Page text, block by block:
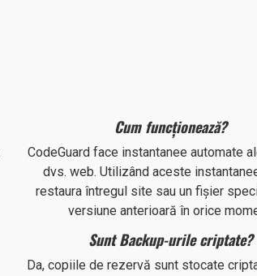
Cum funcționează?
CodeGuard face instantanee automate
dvs. web. Utilizând aceste
restaura întregul site sau un fișier
versiune anterioară în orice
Sunt Backup-urile criptate?
Da, copiile de rezervă sunt stocate